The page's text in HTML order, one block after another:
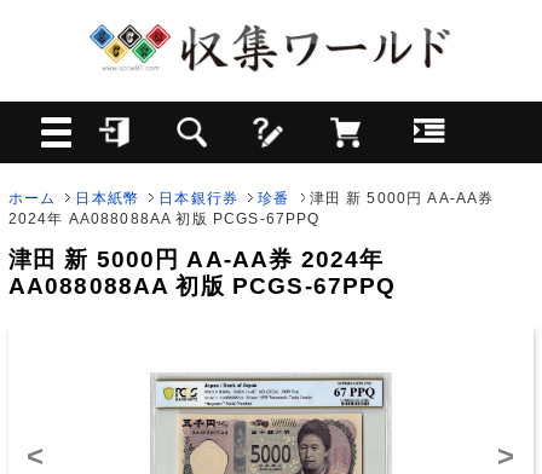
ホーム 日本紙幣 日本銀行券 珍番
津田 新 5000円 AA-AA券
2024年 AA088088AA 初版 PCGS-67PPQ
津田 新 5000円 AA-AA券 2024年
AA088088AA 初版 PCGS-67PPQ
< >